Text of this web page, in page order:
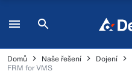
Domů Naše řešení Dojení
FRM for VMS